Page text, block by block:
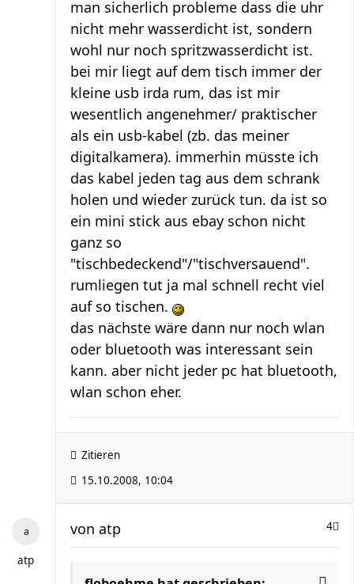
man sicherlich probleme dass die uhr
nicht mehr wasserdicht ist, sondern
wohl nur noch spritzwasserdicht ist.
bei mir liegt auf dem tisch immer der
kleine usb irda rum, das ist mir
wesentlich angenehmer/ praktischer
als ein usb-kabel (zb. das meiner
digitalkamera). immerhin müsste ich
das kabel jeden tag aus dem schrank
holen und wieder zurück tun. da ist so
ein mini stick aus ebay schon nicht
ganz so
"tischbedeckend"/"tischversauend".
rumliegen tut ja mal schnell recht viel
auf so tischen.
das nächste wäre dann nur noch wlan
oder bluetooth was interessant sein
kann. aber nicht jeder pc hat bluetooth,
wlan schon eher.
Zitieren
15.10.2008, 10:04
atp
4
von atp